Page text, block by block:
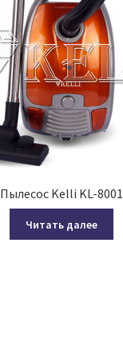
Пылесос Kelli KL-8001
Читать далее